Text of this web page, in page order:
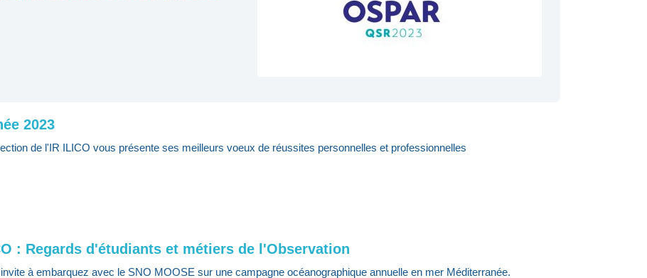
2023
de l'IR ILICO vous présente ses meilleurs voeux de réussites personnelles et professionnelles
: Regards d'étudiants et métiers de l'Observation
à embarquez avec le SNO MOOSE sur une campagne océanographique annuelle en mer Méditerranée.